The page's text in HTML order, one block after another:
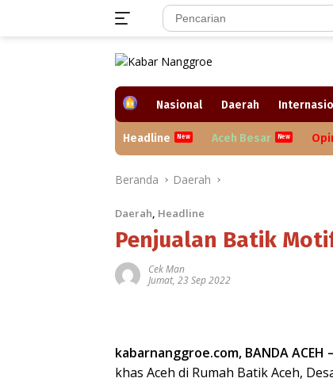
H
e
Nasional Daerah
Headline Aceh Besar
Beranda Daerah
Daerah Headline
Penjualan Batik
Cek Man
Jumat, 23 Sep 2022
kabarnanggroe.com, BANDA ACEH
khas Aceh di Rumah Batik Aceh,